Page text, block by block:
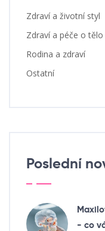
Zdraví a životní styl
Zdraví a péče o tělo
Rodina a zdraví
Ostatní
Poslední
- co